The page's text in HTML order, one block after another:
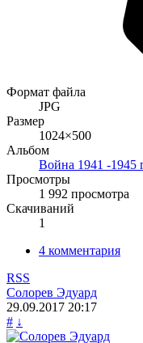
Формат файла
JPG
Размер
1024×500
Альбом
Война 1941 -1945
Просмотры
1 992 просмотра
Скачиваний
1
4 комментария
RSS
Солорев Эдуард
29.09.2017 20:17
# ↓